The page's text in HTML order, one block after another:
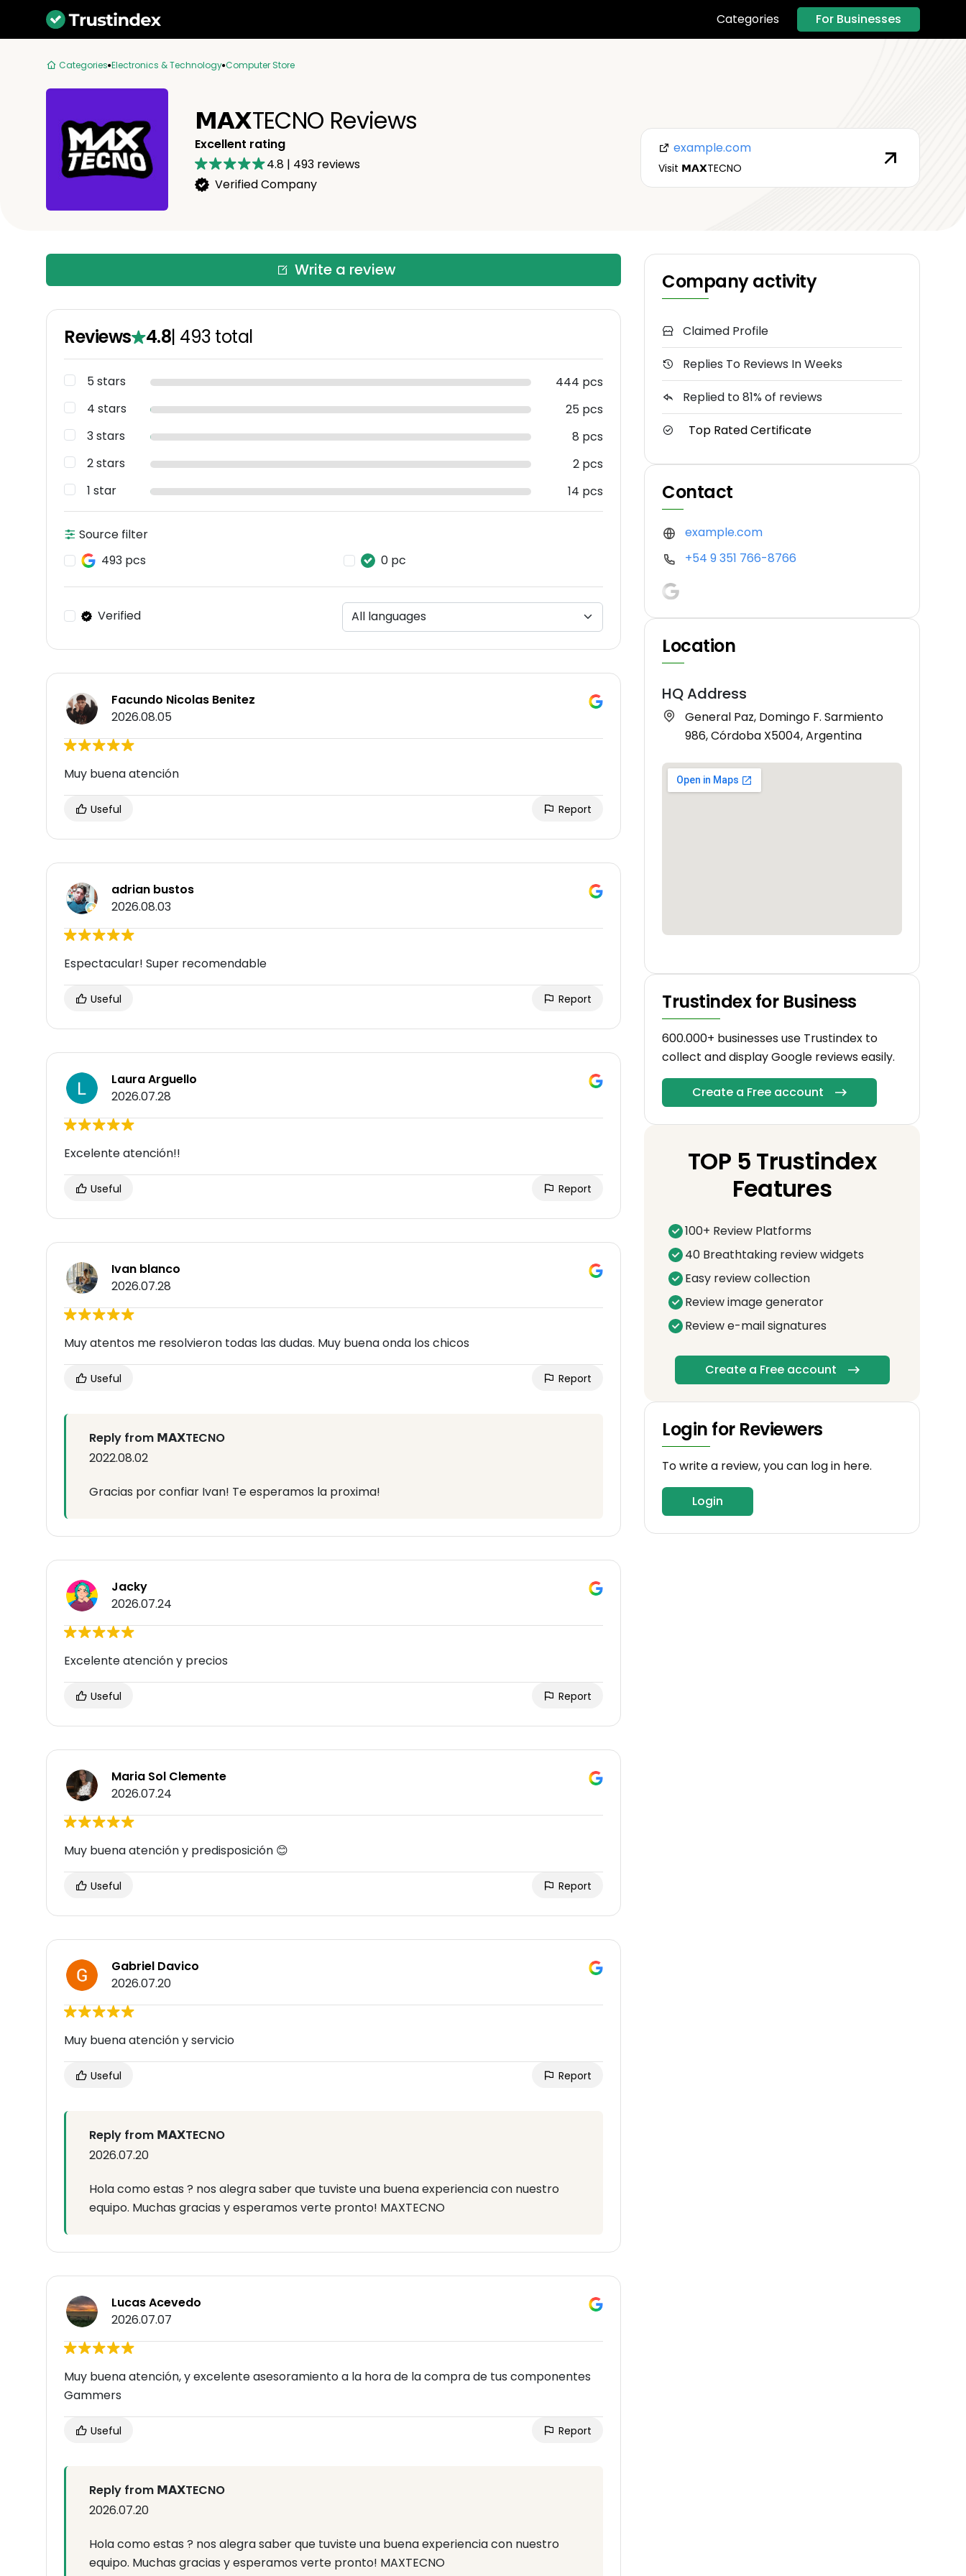
Categories For Businesses
Categories Electronics & Technology Computer Store
𝗠𝗔𝗫TECNO Reviews
Excellent rating
4.8 | 493reviews
Verified Company
example.com
Visit 𝗠𝗔𝗫TECNO
Write a review
Reviews 4.8| 493 total
5 stars
444 pcs
4 stars
25 pcs
3 stars
8 pcs
2 stars
2 pcs
1 star
14 pcs
Source filter
493 pcs
0 pc
Verified
Facundo Nicolas Benitez
2026.08.05
Muy buena atención
Useful Report
adrian bustos
2026.08.03
Espectacular! Super recomendable
Useful Report
Laura Arguello
2026.07.28
Excelente atención!!
Useful Report
Ivan blanco
2026.07.28
Muy atentos me resolvieron todas las dudas. Muy buena onda los chicos
Useful Report
Reply from 𝗠𝗔𝗫TECNO
2022.08.02
Gracias por confiar Ivan! Te esperamos la proxima!
Jacky
2026.07.24
Excelente atención y precios
Useful Report
Maria Sol Clemente
2026.07.24
Muy buena atención y predisposición 😊
Useful Report
Gabriel Davico
2026.07.20
Muy buena atención y servicio
Useful Report
Reply from 𝗠𝗔𝗫TECNO
2026.07.20
Hola como estas ? nos alegra saber que tuviste una buena experiencia con nuestro
equipo. Muchas gracias y esperamos verte pronto! MAXTECNO
Lucas Acevedo
2026.07.07
Muy buena atención, y excelente asesoramiento a la hora de la compra de tus componentes
Gammers
Useful Report
Reply from 𝗠𝗔𝗫TECNO
2026.07.20
Hola como estas ? nos alegra saber que tuviste una buena experiencia con nuestro
equipo. Muchas gracias y esperamos verte pronto! MAXTECNO
Company activity
Claimed Profile
Replies To Reviews In Weeks
Replied to 81% of reviews
Top Rated Certificate
Contact
example.com
+54 9 351 766-8766
Location
HQ Address
General Paz, Domingo F. Sarmiento
986, Córdoba X5004, Argentina
Trustindex for Business
600.000+ businesses use Trustindex to
collect and display Google reviews easily.
Create a Free account
TOP 5 Trustindex
Features
100+ Review Platforms
40 Breathtaking review widgets
Easy review collection
Review image generator
Review e-mail signatures
Create a Free account
Login for Reviewers
To write a review, you can log in here.
Login